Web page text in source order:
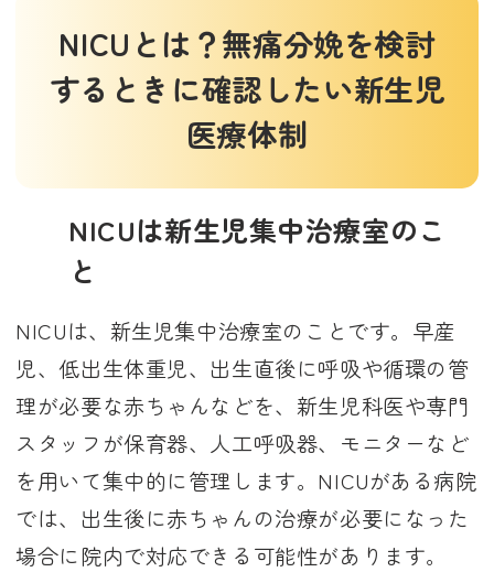
NICUとは？無痛分娩を検討
するときに確認したい新生児
医療体制
NICUは新生児集中治療室のこ
と
NICUは、新生児集中治療室のことです。早産
児、低出生体重児、出生直後に呼吸や循環の管
理が必要な赤ちゃんなどを、新生児科医や専門
スタッフが保育器、人工呼吸器、モニターなど
を用いて集中的に管理します。NICUがある病院
では、出生後に赤ちゃんの治療が必要になった
場合に院内で対応できる可能性があります。